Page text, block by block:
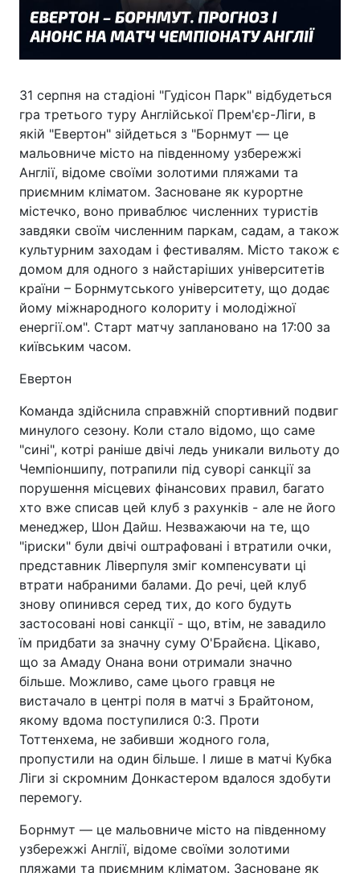
31 серпня на стадіоні "Гудісон Парк" відбудеться
гра третього туру Англійської Прем'єр-Ліги, в
якій "Евертон" зійдеться з "Борнмут — це
мальовниче місто на південному узбережжі
Англії, відоме своїми золотими пляжами та
приємним кліматом. Засноване як курортне
містечко, воно приваблює численних туристів
завдяки своїм численним паркам, садам, а також
культурним заходам і фестивалям. Місто також є
домом для одного з найстаріших університетів
країни – Борнмутського університету, що додає
йому міжнародного колориту і молодіжної
енергії.ом". Старт матчу заплановано на 17:00 за
київським часом.
Евертон
Команда здійснила справжній спортивний подвиг
минулого сезону. Коли стало відомо, що саме
"сині", котрі раніше двічі ледь уникали вильоту до
Чемпіоншипу, потрапили під суворі санкції за
порушення місцевих фінансових правил, багато
хто вже списав цей клуб з рахунків - але не його
менеджер, Шон Дайш. Незважаючи на те, що
"іриски" були двічі оштрафовані і втратили очки,
представник Ліверпуля зміг компенсувати ці
втрати набраними балами. До речі, цей клуб
знову опинився серед тих, до кого будуть
застосовані нові санкції - що, втім, не завадило
їм придбати за значну суму О'Брайєна. Цікаво,
що за Амаду Онана вони отримали значно
більше. Можливо, саме цього гравця не
вистачало в центрі поля в матчі з Брайтоном,
якому вдома поступилися 0:3. Проти
Тоттенхема, не забивши жодного гола,
пропустили на один більше. І лише в матчі Кубка
Ліги зі скромним Донкастером вдалося здобути
перемогу.
Борнмут — це мальовниче місто на південному
узбережжі Англії, відоме своїми золотими
пляжами та приємним кліматом. Засноване як